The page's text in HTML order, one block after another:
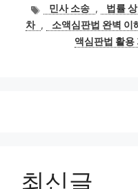
태민사 소송 , 법률
차 , 소액심판법 완벽 이
액심판법 활용
최신글